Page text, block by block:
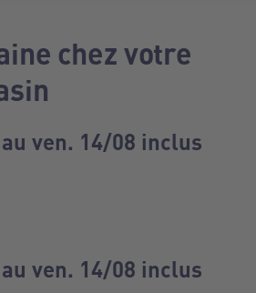
chez votre
ven. 14/08 inclus
ven. 14/08 inclus